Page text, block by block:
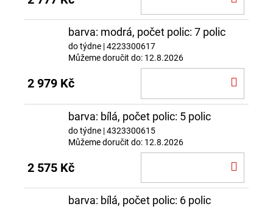
barva: modrá, počet polic: 7 polic
do týdne | 4223300617
Můžeme doručit do: 12.8.2026
2 979 Kč
barva: bílá, počet polic: 5 polic
do týdne | 4323300615
Můžeme doručit do: 12.8.2026
2 575 Kč
barva: bílá, počet polic: 6 polic